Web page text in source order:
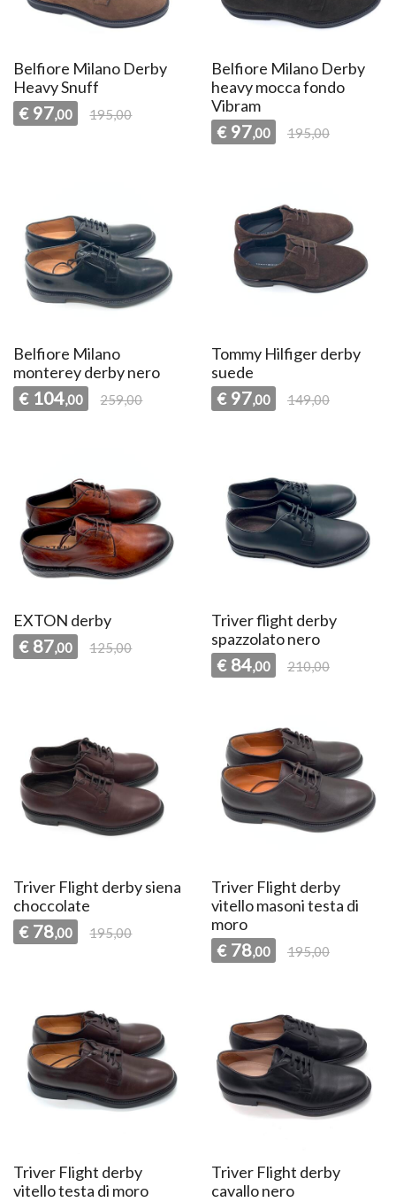
Belfiore Milano Derby
Heavy Snuff
€ 97,00 195,00
Belfiore Milano Derby
heavy mocca fondo
Vibram
€ 97,00 195,00
Belfiore Milano
monterey derby nero
€ 104,00 259,00
Tommy Hilfiger derby
suede
€ 97,00 149,00
EXTON derby
€ 87,00 125,00
Triver flight derby
spazzolato nero
€ 84,00 210,00
Triver Flight derby siena
choccolate
€ 78,00 195,00
Triver Flight derby
vitello masoni testa di
moro
€ 78,00 195,00
Triver Flight derby
vitello testa di moro
Triver Flight derby
cavallo nero